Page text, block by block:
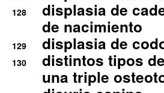
128
displasia de
de nacimiento
129 displasia de
130
distintos tipos
una triple